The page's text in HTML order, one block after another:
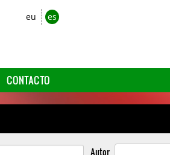
eu es
CONTACTO
Autor